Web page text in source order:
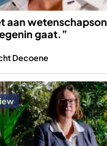
aan
gaat.”
Decoene